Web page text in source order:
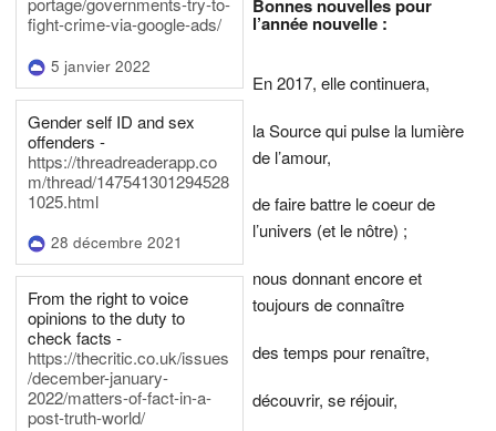
fight-crime-via-google-ads/
5 janvier 2022
Gender self ID and sex
offenders -
https://threadreaderapp.co
m/thread/147541301294528
1025.html
28 décembre 2021
From the right to voice
opinions to the duty to
check facts -
https://thecritic.co.uk/issues
/december-january-
2022/matters-of-fact-in-a-
post-truth-world/
Bonnes nouvelles pour
l’année nouvelle :
En 2017, elle continuera,
la Source qui pulse la lumière
de l’amour,
de faire battre le coeur de
l’univers (et le nôtre) ;
nous donnant encore et
toujours de connaître
des temps pour renaître,
découvrir, se réjouir,